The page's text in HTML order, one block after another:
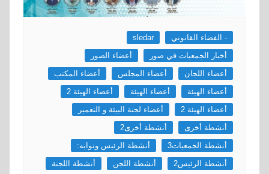
- الفضاء القانوني
sledar
أخبار الجمعيات في صور
أعضاء الصور
أعضاء اللجان
أعضاء المجلس
أعضاء المكتب
أعضاء الهيئة
أعضاء الهيئة
أعضاء الهيئة 2
أعضاء الهيئة 2
أعضاء لجنة البيئة و التعمير
أنشطة أخرى
أنشطة أخرى2
أنشطة الجمعيات3
أنشطة الرئيس ونوابه:
أنشطة الرئيس2
أنشطة اللجن
أنشطة اللجنة